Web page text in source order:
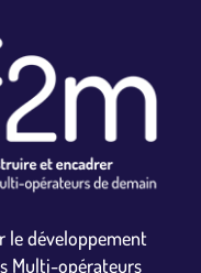
afin d'en assurer la
le développement
Multi-opérateurs